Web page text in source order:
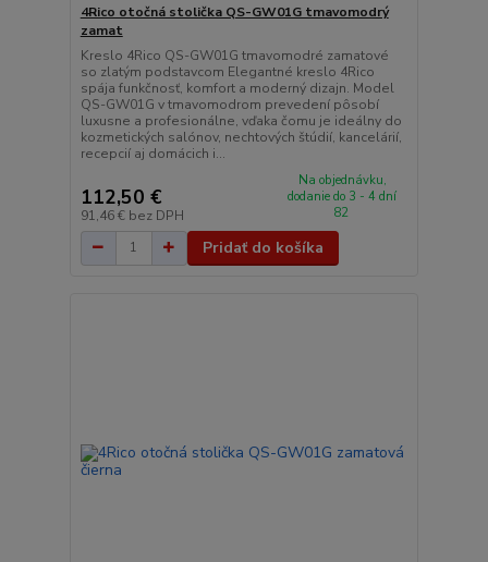
4Rico otočná stolička QS-GW01G tmavomodrý
zamat
Kreslo 4Rico QS-GW01G tmavomodré zamatové
so zlatým podstavcom Elegantné kreslo 4Rico
spája funkčnosť, komfort a moderný dizajn. Model
QS-GW01G v tmavomodrom prevedení pôsobí
luxusne a profesionálne, vďaka čomu je ideálny do
kozmetických salónov, nechtových štúdií, kancelárií,
recepcií aj domácich i...
112,50 €
91,46 € bez DPH
Na objednávku,
dodanie do 3 - 4 dní
82
Pridať do košíka